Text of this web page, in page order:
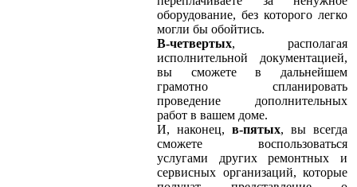
оборудование, без которого легко
могли бы обойтись.
В-четвертых, располагая
исполнительной документацией,
вы сможете в дальнейшем
грамотно спланировать
проведение дополнительных
работ в вашем доме.
И, наконец, в-пятых, вы всегда
сможете воспользоваться
услугами других ремонтных и
сервисных организаций, которые